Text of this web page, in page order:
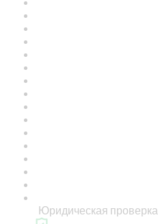
Юридическая проверка